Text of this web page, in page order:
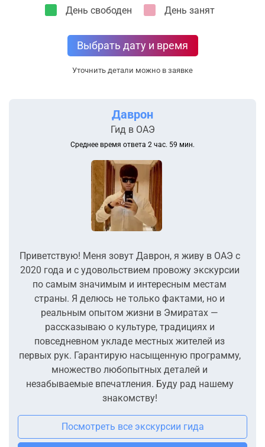
День свободен День занят
Выбрать дату и время
Уточнить детали можно в заявке
Даврон
Гид в ОАЭ
Среднее время ответа 2 час. 59 мин.
Приветствую! Меня зовут Даврон, я живу в ОАЭ с
2020 года и с удовольствием провожу экскурсии
по самым значимым и интересным местам
страны. Я делюсь не только фактами, но и
реальным опытом жизни в Эмиратах —
рассказываю о культуре, традициях и
повседневном укладе местных жителей из
первых рук. Гарантирую насыщенную программу,
множество любопытных деталей и
незабываемые впечатления. Буду рад нашему
знакомству!
Посмотреть все экскурсии гида